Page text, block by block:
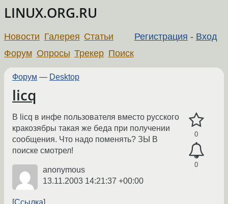
LINUX.ORG.RU
Регистрация - Вход
Новости Галерея Статьи
Форум Опросы Трекер Поиск
Форум — Desktop
licq
0
0
В licq в инфе пользователя вместо русского
кракозябры такая же беда при получении
сообщения. Что надо поменять? ЗЫ В
поиске смотрел!
anonymous
13.11.2003 14:21:37 +00:00